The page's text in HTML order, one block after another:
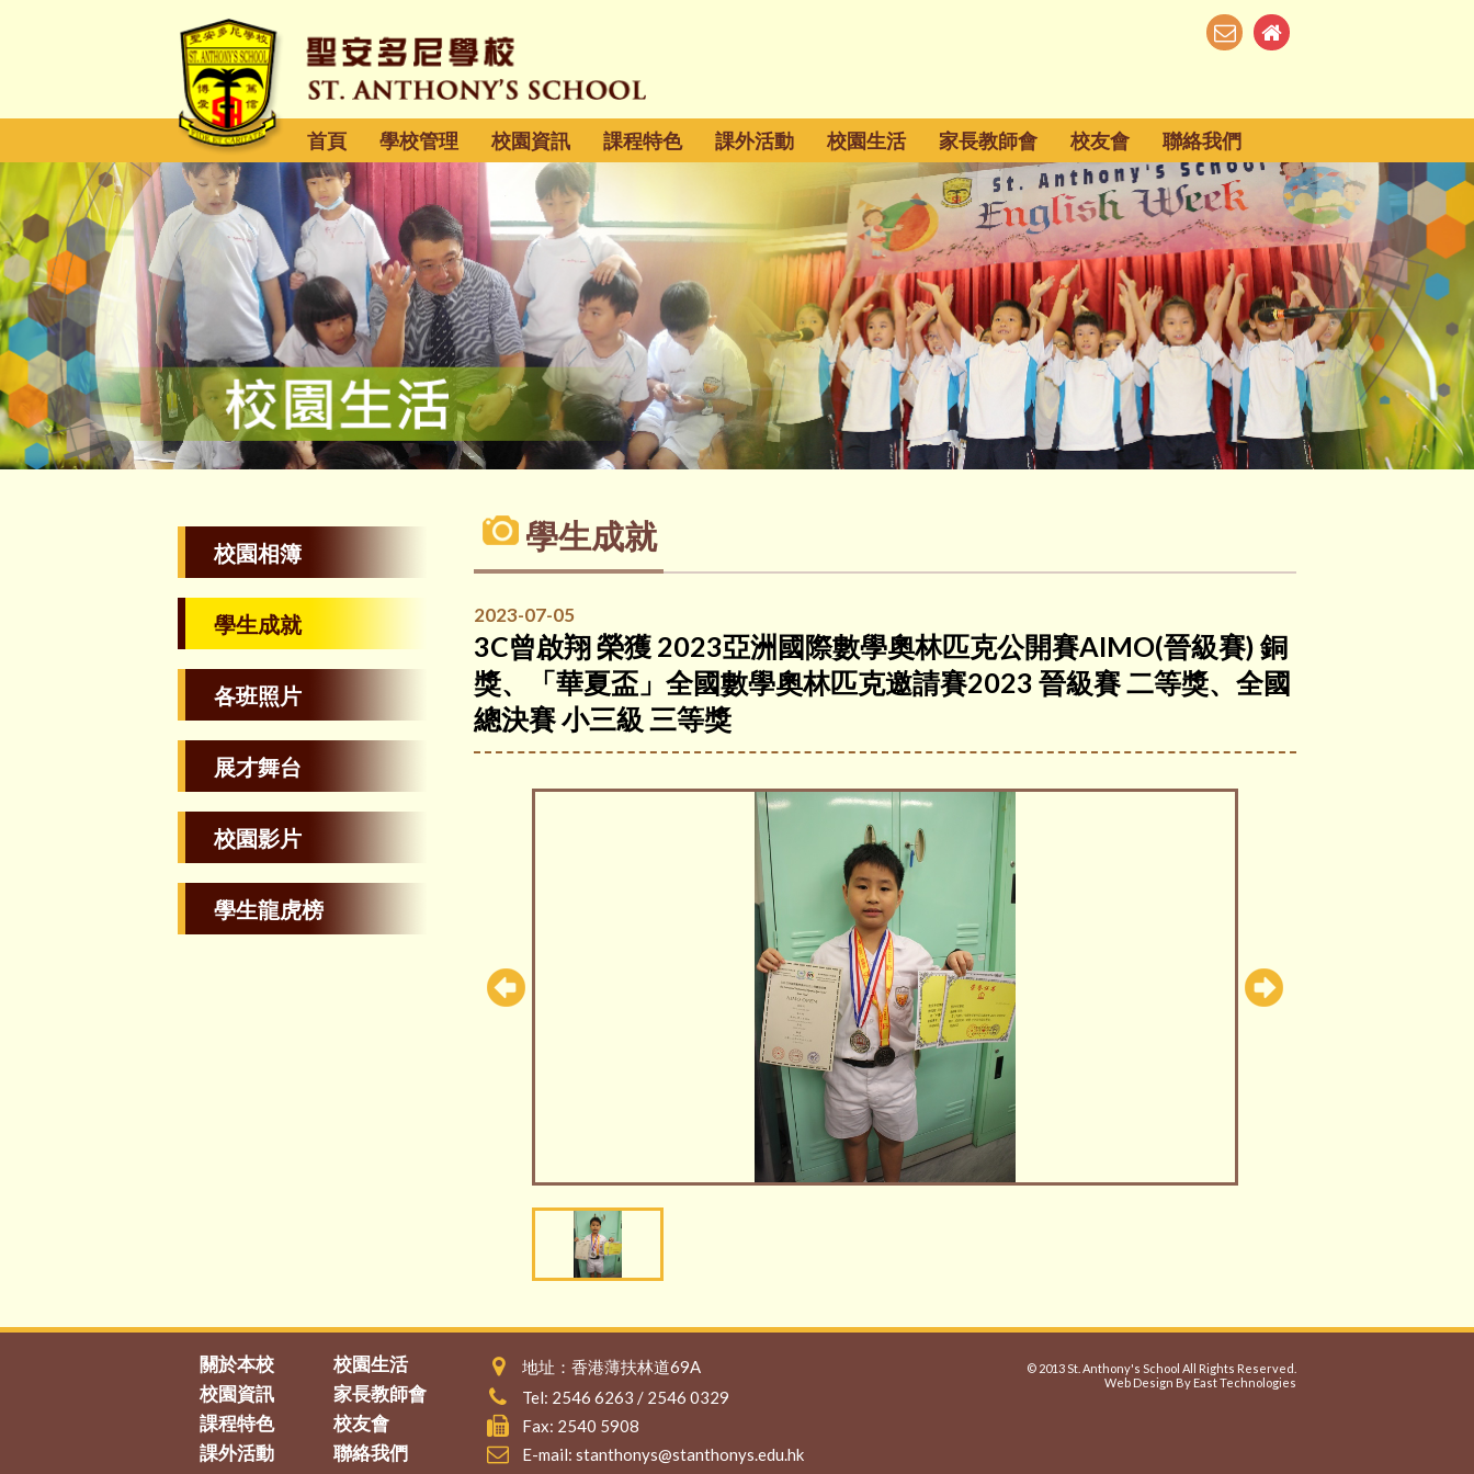
首頁 學校管理 校園資訊 課程特色 課外活動 校園生活 家長教師會 校友會 聯絡我們
校園相簿
學生成就
各班照片
展才舞台
校園影片
學生龍虎榜
學生成就
2023-07-05
3C曾啟翔 榮獲 2023亞洲國際數學奧林匹克公開賽AIMO(晉級賽) 銅
獎、「華夏盃」全國數學奧林匹克邀請賽2023 晉級賽 二等獎、全國
總決賽 小三級 三等獎
關於本校
校園資訊
課程特色
課外活動
校園生活
家長教師會
校友會
聯絡我們
地址：香港薄扶林道69A
Tel: 2546 6263 / 2546 0329
Fax: 2540 5908
E-mail: stanthonys@stanthonys.edu.hk
© 2013 St. Anthony's School All Rights Reserved.
Web Design By East Technologies